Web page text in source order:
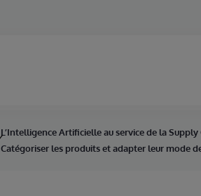
L’Intelligence Artificielle au service de la Supply
Catégoriser les produits et adapter leur mode